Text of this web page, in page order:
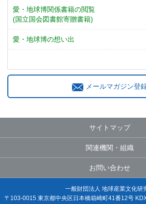
愛・地球博関係書籍の閲覧
(国立国会図書館寄贈書籍)
愛・地球博の想い出
メールマガジン登
サイトマップ
関連機関・組織
お問い合わせ
一般財団法人 地球産業文化研
〒103-0015 東京都中央区日本橋箱崎町41番12号